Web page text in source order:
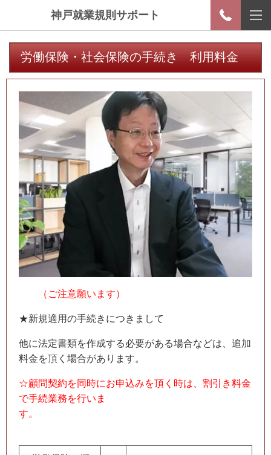
神戸就業規則サポート
労働保険・社会保険の手続き 利用料金
（ご注意願います）
★新規適用の手続きにつきまして
他に法定書類を作成する必要がある場合などは、追加
料金を頂く場合があります。
☆顧問契約を同時にお申込みを頂く時は、割引き料金
で手続業務を行いま
す。